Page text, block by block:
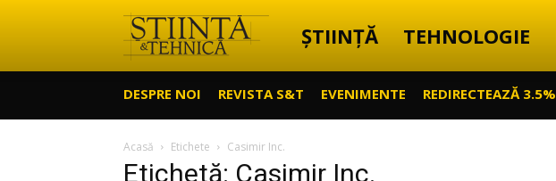
Știință
Tehnică
ȘTIINȚĂ TEHNOLOGIE
DESPRE NOI REVISTA S&T EVENIMENTE REDIRECTEAZĂ 3.5%
Acasă Etichete Casimir Inc.
Etichetă: Casimir Inc.